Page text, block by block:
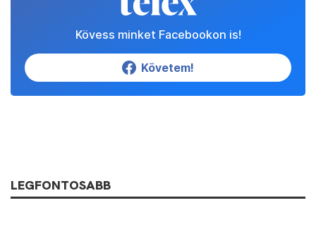
Kövess minket Facebookon is!
Követem!
LEGFONTOSABB